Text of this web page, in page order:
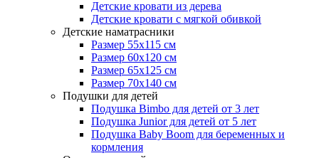
Детские кровати из дерева
Детские кровати с мягкой обивкой
Детские наматрасники
Размер 55x115 см
Размер 60x120 см
Размер 65x125 см
Размер 70x140 см
Подушки для детей
Подушка Bimbo для детей от 3 лет
Подушка Junior для детей от 5 лет
Подушка Baby Boom для беременных и
кормления